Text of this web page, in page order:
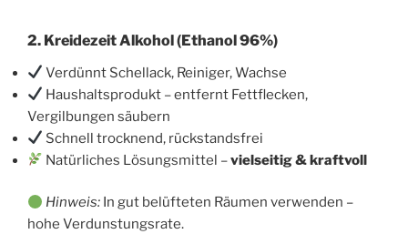
2. Kreidezeit Alkohol (Ethanol 96%)
Verdünnt Schellack, Reiniger, Wachse
Haushaltsprodukt – entfernt Fettflecken,
Vergilbungen säubern
Schnell trocknend, rückstandsfrei
Natürliches Lösungsmittel –vielseitig & kraftvoll
Hinweis: In gut belüfteten Räumen verwenden –
hohe Verdunstungsrate.